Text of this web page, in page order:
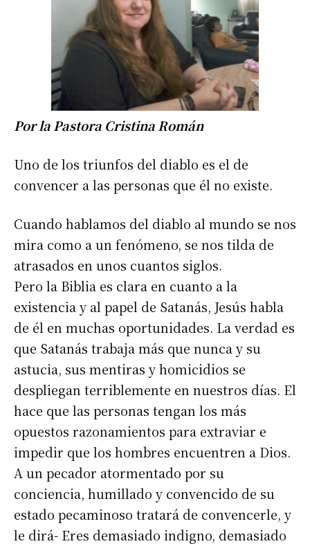
Por la Pastora Cristina Román
Uno de los triunfos del diablo es el de
convencer a las personas que él no existe.
Cuando hablamos del diablo al mundo se nos
mira como a un fenómeno, se nos tilda de
atrasados en unos cuantos siglos.
Pero la Biblia es clara en cuanto a la
existencia y al papel de Satanás, Jesús habla
de él en muchas oportunidades. La verdad es
que Satanás trabaja más que nunca y su
astucia, sus mentiras y homicidios se
despliegan terriblemente en nuestros días. El
hace que las personas tengan los más
opuestos razonamientos para extraviar e
impedir que los hombres encuentren a Dios.
A un pecador atormentado por su
conciencia, humillado y convencido de su
estado pecaminoso tratará de convencerle, y
le dirá- Eres demasiado indigno, demasiado